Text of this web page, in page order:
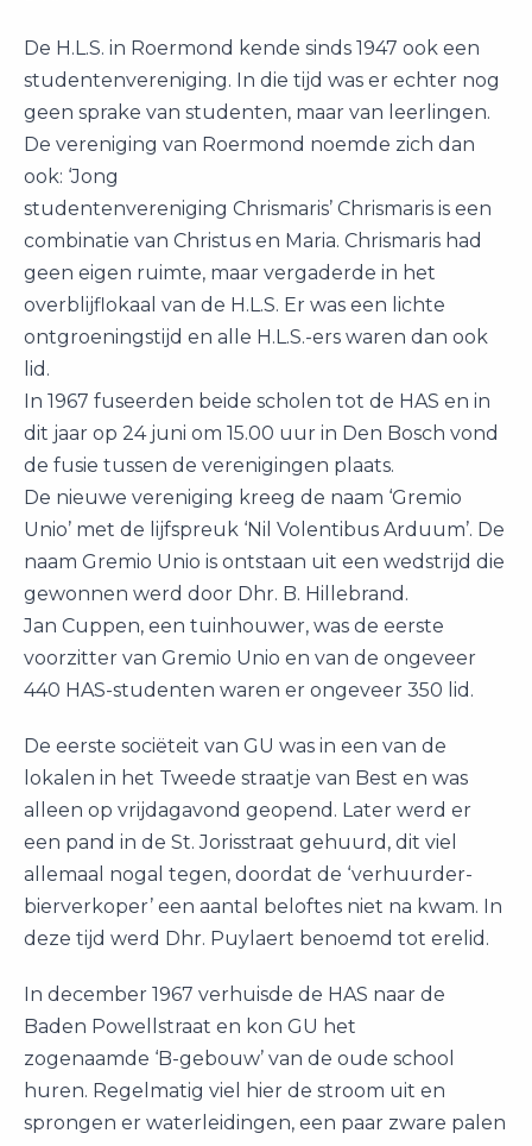
De H.L.S. in Roermond kende sinds 1947 ook een
studentenvereniging. In die tijd was er echter nog
geen sprake van studenten, maar van leerlingen.
De vereniging van Roermond noemde zich dan
ook: ‘Jong
studentenvereniging Chrismaris’ Chrismaris is een
combinatie van Christus en Maria. Chrismaris had
geen eigen ruimte, maar vergaderde in het
overblijflokaal van de H.L.S. Er was een lichte
ontgroeningstijd en alle H.L.S.-ers waren dan ook
lid.
In 1967 fuseerden beide scholen tot de HAS en in
dit jaar op 24 juni om 15.00 uur in Den Bosch vond
de fusie tussen de verenigingen plaats.
De nieuwe vereniging kreeg de naam ‘Gremio
Unio’ met de lijfspreuk ‘Nil Volentibus Arduum’. De
naam Gremio Unio is ontstaan uit een wedstrijd die
gewonnen werd door Dhr. B. Hillebrand.
Jan Cuppen, een tuinhouwer, was de eerste
voorzitter van Gremio Unio en van de ongeveer
440 HAS-studenten waren er ongeveer 350 lid.
De eerste sociëteit van GU was in een van de
lokalen in het Tweede straatje van Best en was
alleen op vrijdagavond geopend. Later werd er
een pand in de St. Jorisstraat gehuurd, dit viel
allemaal nogal tegen, doordat de ‘verhuurder-
bierverkoper’ een aantal beloftes niet na kwam. In
deze tijd werd Dhr. Puylaert benoemd tot erelid.
In december 1967 verhuisde de HAS naar de
Baden Powellstraat en kon GU het
zogenaamde ‘B-gebouw’ van de oude school
huren. Regelmatig viel hier de stroom uit en
sprongen er waterleidingen, een paar zware palen